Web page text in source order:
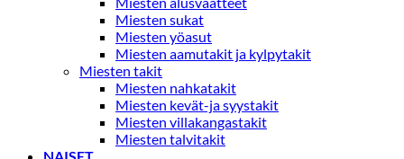
Miesten sukat
Miesten yöasut
Miesten aamutakit ja kylpytakit
Miesten takit
Miesten nahkatakit
Miesten kevät-ja syystakit
Miesten villakangastakit
Miesten talvitakit